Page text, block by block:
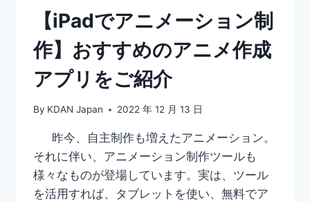
礎
識
や
事
例
を
介
【iPadでアニメーション制
作】おすすめのアニメ作成
アプリをご紹介
By KDAN Japan 2022 年 12 月 13 日
昨今、自主制作も増えたアニメーション。
それに伴い、アニメーション制作ツールも
様々なものが登場しています。実は、ツール
を活用すれば、タブレットを使い、無料でア